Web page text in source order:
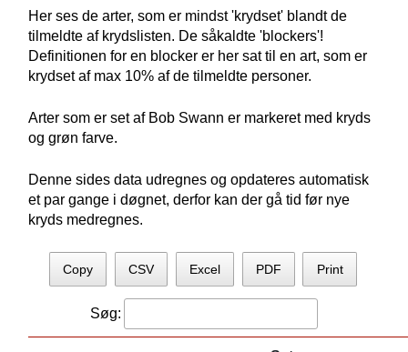
Her ses de arter, som er mindst 'krydset' blandt de
tilmeldte af krydslisten. De såkaldte 'blockers'!
Definitionen for en blocker er her sat til en art, som er
krydset af max 10% af de tilmeldte personer.
Arter som er set af Bob Swann er markeret med kryds
og grøn farve.
Denne sides data udregnes og opdateres automatisk
et par gange i døgnet, derfor kan der gå tid før nye
kryds medregnes.
Copy CSV Excel PDF Print
Søg: